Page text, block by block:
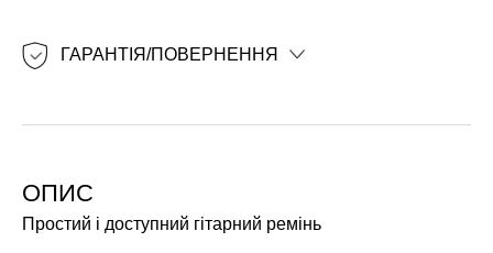
ГАРАНТІЯ/ПОВЕРНЕННЯ
ОПИС
Простий і доступний гітарний ремінь